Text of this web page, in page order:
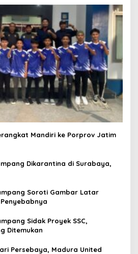
Mandiri ke Porprov Jatim
Dikarantina di Surabaya,
Soroti Gambar Latar
Sidak Proyek SSC,
Ditemukan
Persebaya, Madura United